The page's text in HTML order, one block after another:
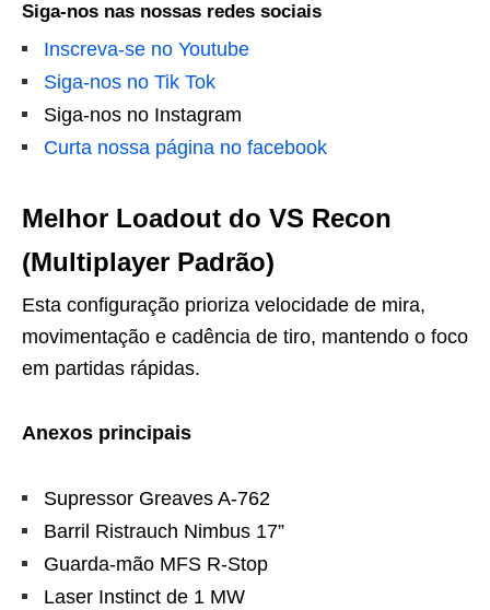
Siga-nos nas nossas redes sociais
Inscreva-se no Youtube
Siga-nos no Tik Tok
Siga-nos no Instagram
Curta nossa página no facebook
Melhor Loadout do VS Recon
(Multiplayer Padrão)
Esta configuração prioriza velocidade de mira,
movimentação e cadência de tiro, mantendo o foco
em partidas rápidas.
Anexos principais
Supressor Greaves A-762
Barril Ristrauch Nimbus 17”
Guarda-mão MFS R-Stop
Laser Instinct de 1 MW